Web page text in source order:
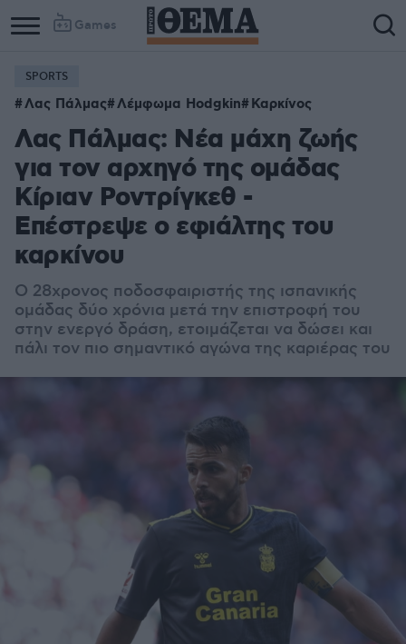
Games
SPORTS
Λας Πάλμας Λέμφωμα Hodgkin Καρκίνος
Λας Πάλμας: Νέα μάχη ζωής
για τον αρχηγό της ομάδας
Κίριαν Ροντρίγκεθ -
Επέστρεψε ο εφιάλτης του
καρκίνου
Ο 28χρονος ποδοσφαιριστής της ισπανικής
ομάδας δύο χρόνια μετά την επιστροφή του
στην ενεργό δράση, ετοιμάζεται να δώσει και
πάλι τον πιο σημαντικό αγώνα της καριέρας του